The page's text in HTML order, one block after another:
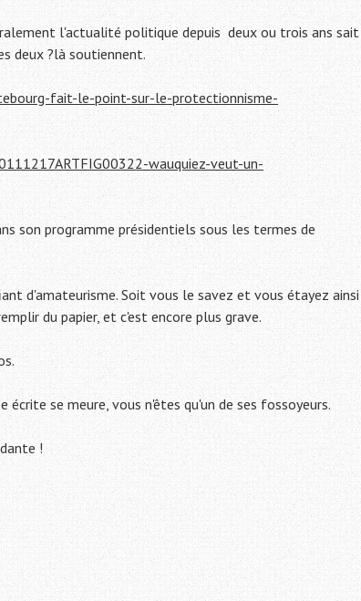
l'actualité politique depuis deux ou trois ans sait
deux ?là soutiennent.
fait-le-point-sur-le-protectionnisme-
wauquiez-veut-un-
son programme présidentiels sous les termes de
d'amateurisme. Soit vous le savez et vous étayez ainsi
du papier, et c'est encore plus grave.
se meure, vous n'êtes qu'un de ses fossoyeurs.
!